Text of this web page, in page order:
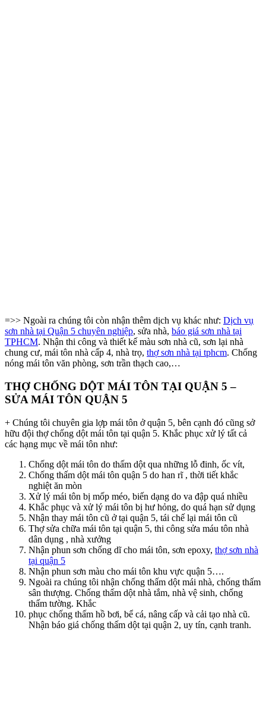
=>> Ngoài ra chúng tôi còn nhận thêm dịch vụ khác như: Dịch vụ
sơn nhà tại Quận 5 chuyên nghiệp, sửa nhà, báo giá sơn nhà tại
TPHCM. Nhận thi công và thiết kế màu sơn nhà cũ, sơn lại nhà
chung cư, mái tôn nhà cấp 4, nhà trọ, thợ sơn nhà tại tphcm. Chống
nóng mái tôn văn phòng, sơn trần thạch cao,…
THỢ CHỐNG DỘT MÁI TÔN TẠI QUẬN 5 –
SỬA MÁI TÔN QUẬN 5
+ Chúng tôi chuyên gia lợp mái tôn ở quận 5, bên cạnh đó cũng sở
hữu đội thợ chống dột mái tôn tại quận 5. Khắc phục xử lý tất cả
các hạng mục về mái tôn như:
Chống dột mái tôn do thấm dột qua những lỗ đinh, ốc vít,
Chống thấm dột mái tôn quận 5 do han rĩ , thời tiết khắc
nghiệt ăn mòn
Xử lý mái tôn bị mốp méo, biến dạng do va đập quá nhiều
Khắc phục và xử lý mái tôn bị hư hỏng, do quá hạn sử dụng
Nhận thay mái tôn cũ ở tại quận 5, tái chế lại mái tôn cũ
Thợ sửa chữa mái tôn tại quận 5, thi công sửa máu tôn nhà
dân dụng , nhà xưởng
Nhận phun sơn chống dĩ cho mái tôn, sơn epoxy, thợ sơn nhà
tại quận 5
Nhận phun sơn màu cho mái tôn khu vực quận 5….
Ngoài ra chúng tôi nhận chống thấm dột mái nhà, chống thấm
sân thượng. Chống thấm dột nhà tắm, nhà vệ sinh, chống
thấm tường. Khắc
phục chống thấm hồ bơi, bể cá, nâng cấp và cải tạo nhà cũ.
Nhận báo giá chống thấm dột tại quận 2, uy tín, cạnh tranh.